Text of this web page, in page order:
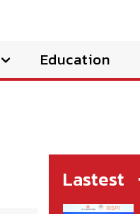
Education
Lastest